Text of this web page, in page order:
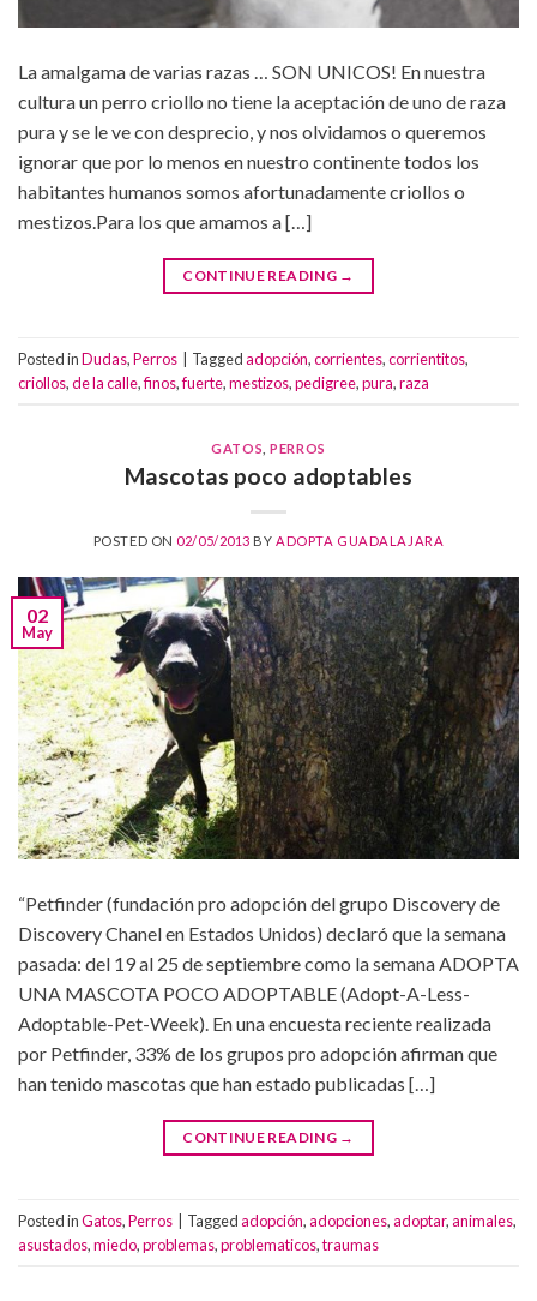
La amalgama de varias razas … SON UNICOS! En nuestra
cultura un perro criollo no tiene la aceptación de uno de raza
pura y se le ve con desprecio, y nos olvidamos o queremos
ignorar que por lo menos en nuestro continente todos los
habitantes humanos somos afortunadamente criollos o
mestizos.Para los que amamos a […]
CONTINUE READING →
Posted inDudas,Perros | Taggedadopción,corrientes,corrientitos,
criollos,de la calle,finos,fuerte,mestizos,pedigree,pura,raza
GATOS ,PERROS
Mascotas poco adoptables
POSTED ON 02/05/2013 BYADOPTA GUADALAJARA
02
May
“Petfinder (fundación pro adopción del grupo Discovery de
Discovery Chanel en Estados Unidos) declaró que la semana
pasada: del 19 al 25 de septiembre como la semana ADOPTA
UNA MASCOTA POCO ADOPTABLE (Adopt-A-Less-
Adoptable-Pet-Week). En una encuesta reciente realizada
por Petfinder, 33% de los grupos pro adopción afirman que
han tenido mascotas que han estado publicadas […]
CONTINUE READING →
Posted inGatos,Perros Taggedadopción,adopciones,adoptar,animales,
asustados,miedo,problemas,problematicos,traumas